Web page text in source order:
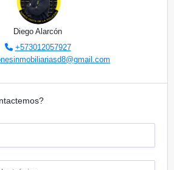
Diego Alarcón
+573012057927